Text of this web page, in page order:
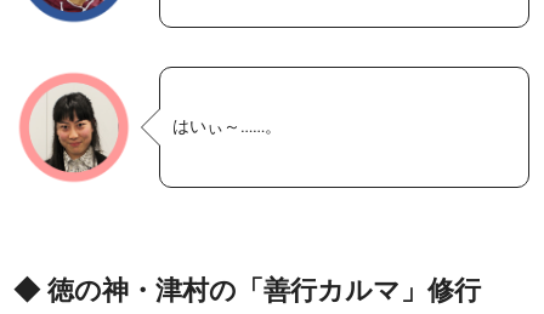
はいぃ～……。
◆ 徳の神・津村の「善行カルマ」修行